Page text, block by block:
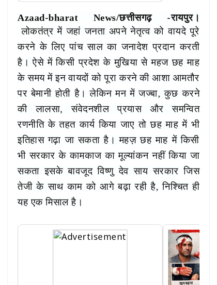
Azaad-bharat News/छत्तीसगढ़ -रायपुर।
लोकतंत्र में जहां जनता अपने नेतृत्व को वायदे पूरे
करने के लिए पांच साल का जनादेश प्रदान करती
है। ऐसे में किसी प्रदेश के मुखिया से महज छह माह
के समय में इन वायदों को पूरा करने की आशा आमतौर
पर बेमानी होती है। लेकिन मन में जज्बा, कुछ करने
की लालसा, संवेदनशील प्रयास और समन्वित
रणनीति के तहत कार्य किया जाए तो छह माह में भी
इतिहास गढ़ा जा सकता है। महज़ छह माह में किसी
भी सरकार के कामकाज का मूल्यांकन नहीं किया जा
सकता इसके बावजूद विष्णु देव साय सरकार जिस
तेजी के साथ काम को आगे बढ़ा रही है, निश्चित ही
यह एक मिसाल है।